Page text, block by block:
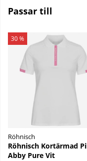
Passar till
30 %
Röhnisch
Röhnisch Kortärmad
Abby Pure Vit